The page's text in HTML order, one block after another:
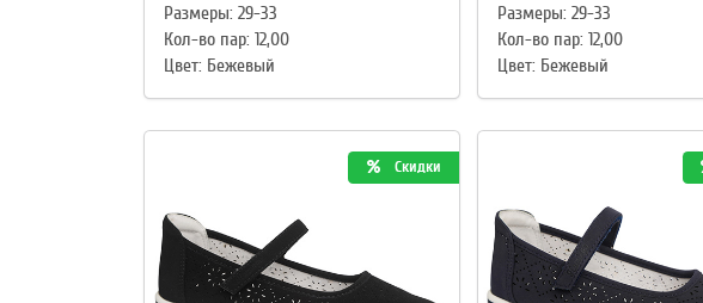
Размеры: 29-33
Кол-во пар: 12,00
Цвет: Бежевый
Размеры: 29-33
Кол-во пар: 12,00
Цвет: Бежевый
Скидки